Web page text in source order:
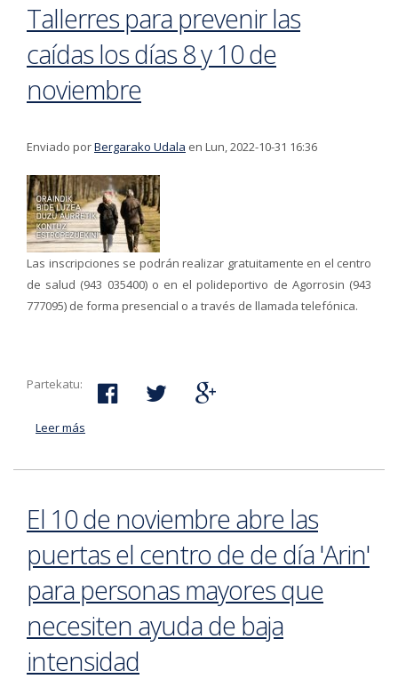
Tallerres para prevenir las
caídas los días 8 y 10 de
noviembre
Enviado porBergarako Udala en Lun, 2022-10-31 16:36
Las inscripciones se podrán realizar gratuitamente en el centro
de salud (943 035400) o en el polideportivo de Agorrosin (943
777095) de forma presencial o a través de llamada telefónica.
Partekatu:
Leer más
El 10 de noviembre abre las
puertas el centro de de día 'Arin'
para personas mayores que
necesiten ayuda de baja
intensidad